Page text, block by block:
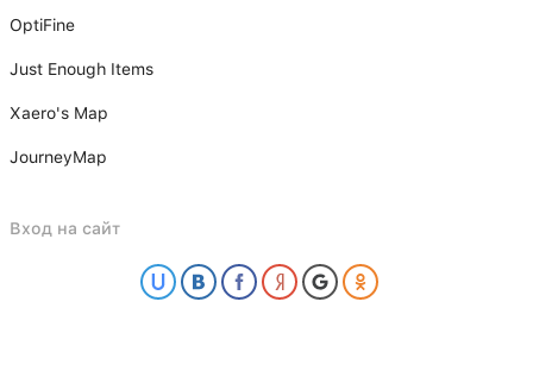
OptiFine
Just Enough Items
Xаero's Mаp
JourneyMap
Вход на сайт